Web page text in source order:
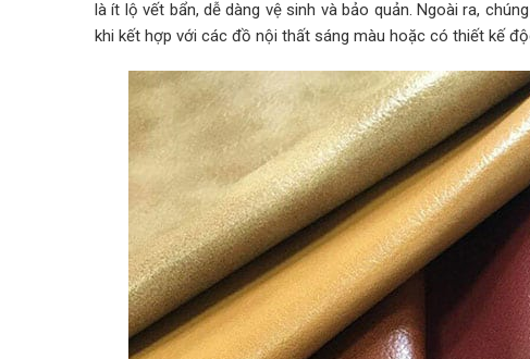
là ít lộ vết bẩn, dễ dàng vệ sinh và bảo quản. Ngoài ra,
khi kết hợp với các đồ nội thất sáng màu hoặc có thiết kế